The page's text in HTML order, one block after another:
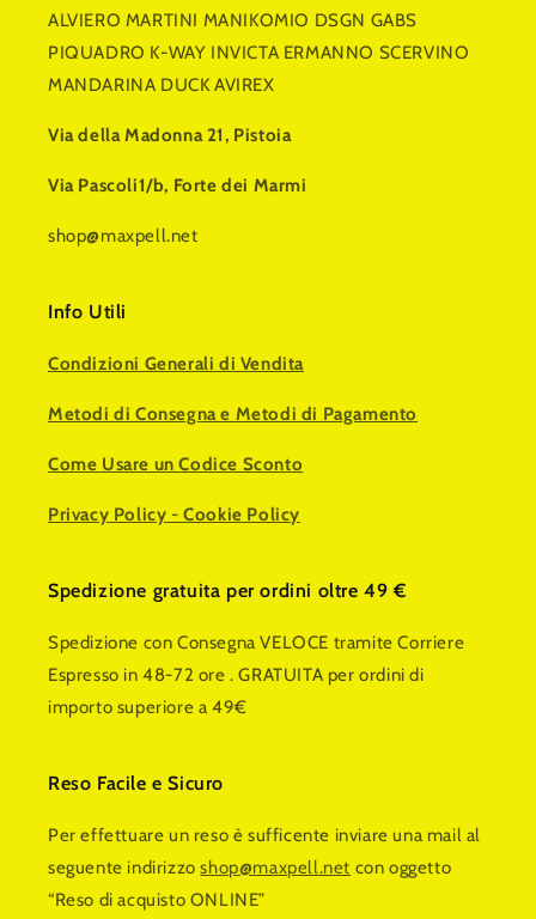
ALVIERO MARTINI MANIKOMIO DSGN GABS
PIQUADRO K-WAY INVICTA ERMANNO SCERVINO
MANDARINA DUCK AVIREX
Via della Madonna 21, Pistoia
Via Pascoli1/b, Forte dei Marmi
shop@maxpell.net
Info Utili
Condizioni Generali di Vendita
Metodi di Consegna e Metodi di Pagamento
Come Usare un Codice Sconto
Privacy Policy -Cookie Policy
Spedizione gratuita per ordini oltre 49 €
Spedizione con Consegna VELOCE tramite Corriere
Espresso in 48-72 ore . GRATUITA per ordini di
importo superiore a 49€
Reso Facile e Sicuro
Per effettuare un reso è sufficente inviare una mail al
seguente indirizzoshop@maxpell.net con oggetto
“Reso di acquisto ONLINE”